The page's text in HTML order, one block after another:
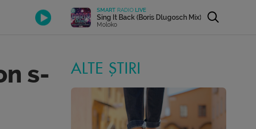
SMART RADIO LIVE
Sing It Back (Boris Dlugosch Mix)
Moloko
s-
ALTE ȘTIRI